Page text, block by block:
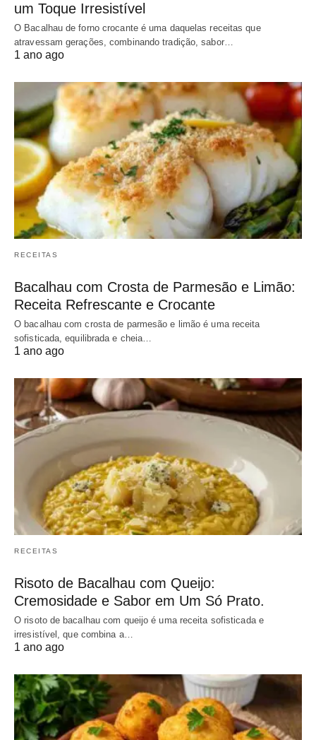
um Toque Irresistível
O Bacalhau de forno crocante é uma daquelas receitas que
atravessam gerações, combinando tradição, sabor…
1 ano ago
RECEITAS
Bacalhau com Crosta de Parmesão e Limão:
Receita Refrescante e Crocante
O bacalhau com crosta de parmesão e limão é uma receita
sofisticada, equilibrada e cheia…
1 ano ago
RECEITAS
Risoto de Bacalhau com Queijo:
Cremosidade e Sabor em Um Só Prato.
O risoto de bacalhau com queijo é uma receita sofisticada e
irresistível, que combina a…
1 ano ago